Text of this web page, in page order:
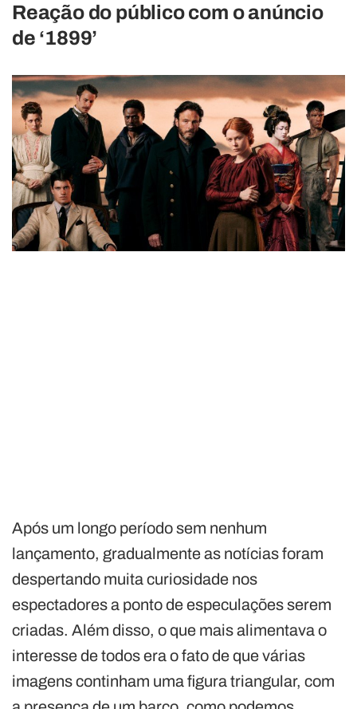
Reação do público com o anúncio
de ‘1899’
Após um longo período sem nenhum
lançamento, gradualmente as notícias foram
despertando muita curiosidade nos
espectadores a ponto de especulações serem
criadas. Além disso, o que mais alimentava o
interesse de todos era o fato de que várias
imagens continham uma figura triangular, com